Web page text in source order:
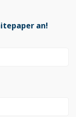
an!